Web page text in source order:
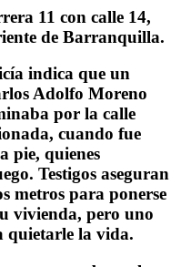
11 con calle 14,
de Barranquilla.
indica que un
Adolfo Moreno
por la calle
cuando fue
pie, quienes
Testigos aseguran
metros para ponerse
vivienda, pero uno
quietarle la vida.